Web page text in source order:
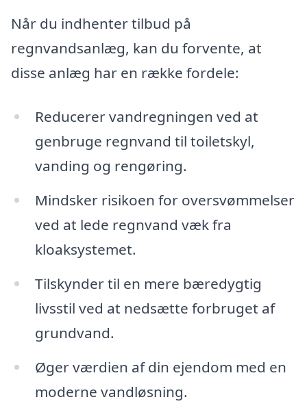
Når du indhenter tilbud på
regnvandsanlæg, kan du forvente, at
disse anlæg har en række fordele:
Reducerer vandregningen ved at
genbruge regnvand til toiletskyl,
vanding og rengøring.
Mindsker risikoen for oversvømmelser
ved at lede regnvand væk fra
kloaksystemet.
Tilskynder til en mere bæredygtig
livsstil ved at nedsætte forbruget af
grundvand.
Øger værdien af din ejendom med en
moderne vandløsning.